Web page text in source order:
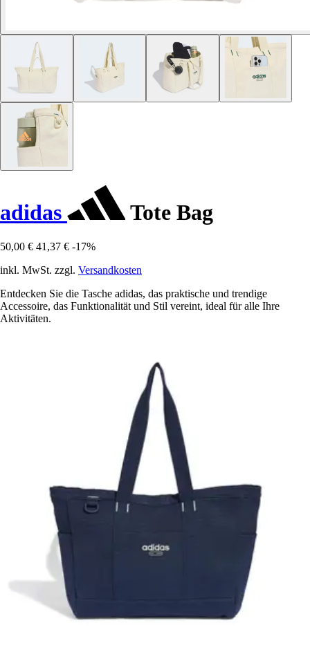
adidas Tote Bag
50,00 € 41,37 € -17%
inkl. MwSt. zzgl. Versandkosten
Entdecken Sie die Tasche adidas, das praktische und trendige
Accessoire, das Funktionalität und Stil vereint, ideal für alle Ihre
Aktivitäten.